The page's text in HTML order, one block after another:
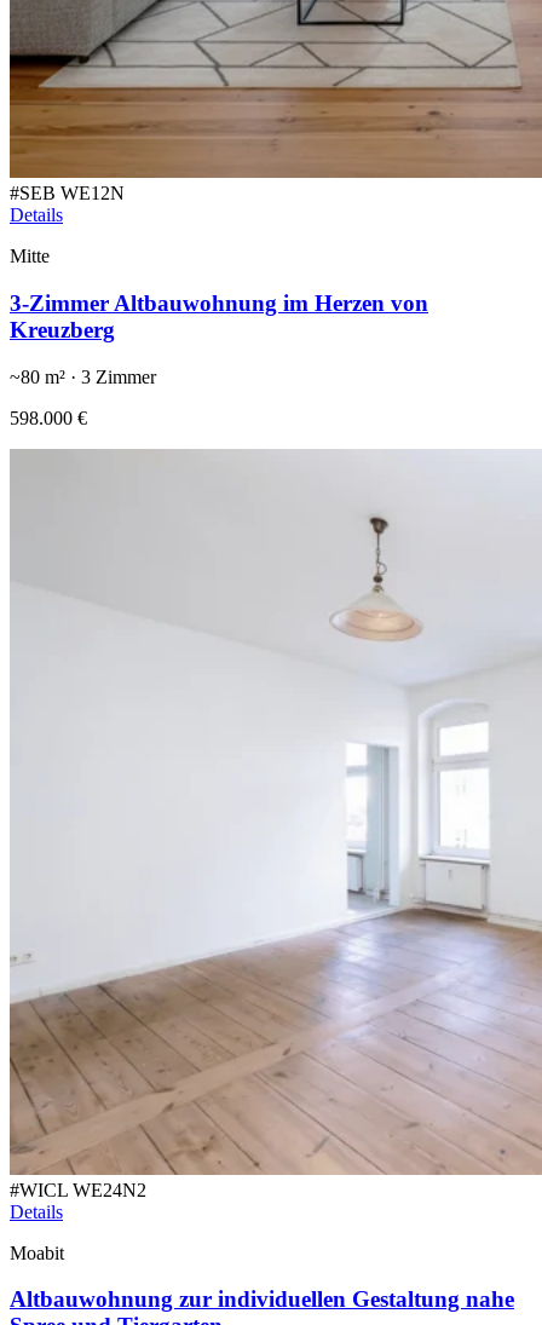
#SEB WE12N
Details
Mitte
3-Zimmer Altbauwohnung im Herzen von
Kreuzberg
~80 m² · 3 Zimmer
598.000 €
#WICL WE24N2
Details
Moabit
Altbauwohnung zur individuellen Gestaltung nahe